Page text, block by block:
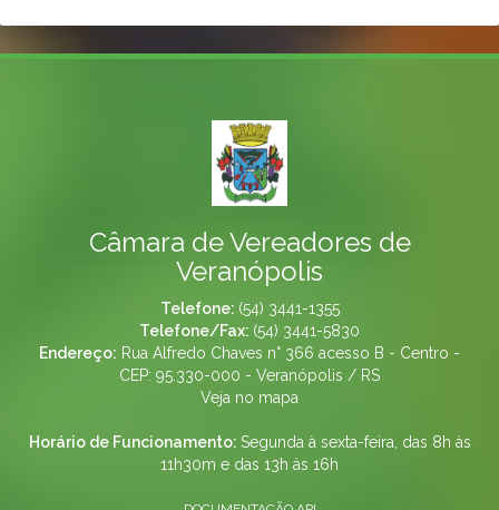
Câmara de Vereadores de
Veranópolis
Telefone: (54) 3441-1355
Telefone/Fax: (54) 3441-5830
Endereço: Rua Alfredo Chaves n° 366 acesso B - Centro -
CEP: 95.330-000 - Veranópolis / RS
Veja no mapa
Horário de Funcionamento: Segunda à sexta-feira, das 8h às
11h30m e das 13h às 16h